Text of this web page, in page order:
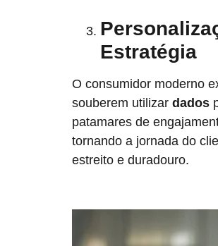
Estratégia
O consumidor moderno
souberem utilizar dados
patamares de
tornando a jornada do
estreito e duradouro.